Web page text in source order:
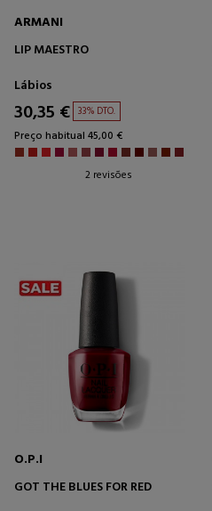
ARMANI
LIP MAESTRO
Lábios
30,35 € 33% DTO.
Preço habitual 45,00 €
2 revisões
O.P.I
GOT THE BLUES FOR RED